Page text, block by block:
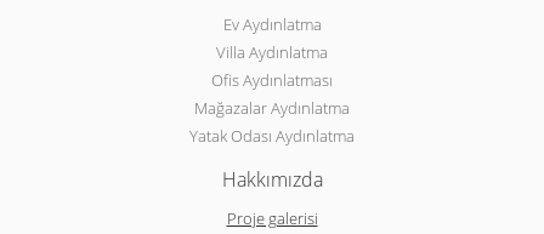
Ev Aydınlatma
Villa Aydınlatma
Ofis Aydınlatması
Mağazalar Aydınlatma
Yatak Odası Aydınlatma
Hakkımızda
Proje galerisi